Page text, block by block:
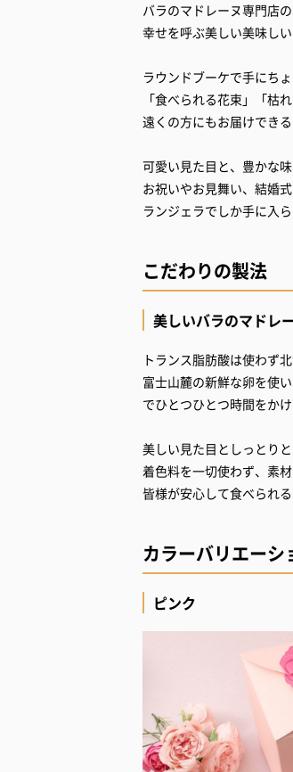
バラのマドレーヌ専門店
幸せを呼ぶ美しい美味し
ラウンドブーケで手にち
「食べられる花束」「枯
遠くの方にもお届けでき
可愛い見た目と、豊かな
お祝いやお見舞い、結婚
ランジェラでしか手に入
こだわりの製法
美しいバラのマドレ
トランス脂肪酸は使わず
富士山麓の新鮮な卵を使
でひとつひとつ時間をか
美しい見た目としっとり
着色料を一切使わず、素
皆様が安心して食べられ
カラーバリエーシ
ピンク